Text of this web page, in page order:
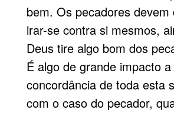
bem. Os pecadores devem
irar-se contra si mesmos,
Deus tire algo bom dos
É algo de grande impacto a
concordância de toda esta
com o caso do pecador,